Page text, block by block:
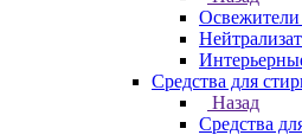
Освежители
Средства для
Назад
Средства